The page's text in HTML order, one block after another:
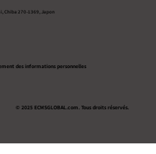
Chiba 270-1369, Japon
des informations personnelles
© 2025 ECMSGLOBAL.com. Tous droits réservés.